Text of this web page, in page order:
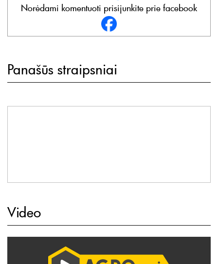
Norėdami komentuoti prisijunkite prie facebook
Panašūs straipsniai
Video